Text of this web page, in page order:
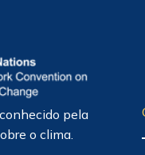
pela
o clima.